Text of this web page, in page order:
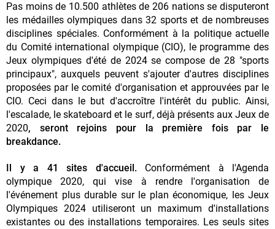
Pas moins de 10.500 athlètes de 206 nations se disputeront
les médailles olympiques dans 32 sports et de nombreuses
disciplines spéciales. Conformément à la politique actuelle
du Comité international olympique (CIO), le programme des
Jeux olympiques d'été de 2024 se compose de 28 "sports
principaux", auxquels peuvent s'ajouter d'autres disciplines
proposées par le comité d'organisation et approuvées par le
CIO. Ceci dans le but d'accroître l'intérêt du public. Ainsi,
l'escalade, le skateboard et le surf, déjà présents aux Jeux de
2020, seront rejoins pour la première fois par le
breakdance.
Il y a 41 sites d'accueil.Conformément à l'Agenda
olympique 2020, qui vise à rendre l'organisation de
l'événement plus durable sur le plan économique, les Jeux
Olympiques 2024 utiliseront un maximum d'installations
existantes ou des installations temporaires. Les seuls sites